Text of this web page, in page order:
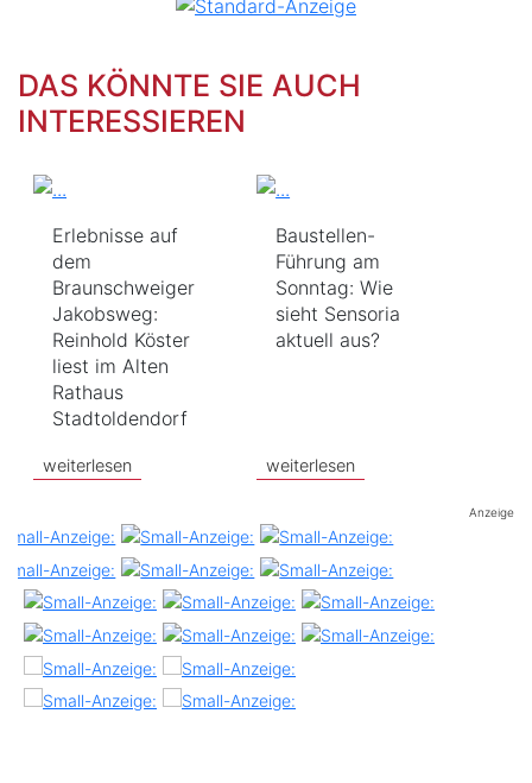
DAS KÖNNTE SIE AUCH
INTERESSIEREN
Erlebnisse auf
dem
Braunschweiger
Jakobsweg:
Reinhold Köster
liest im Alten
Rathaus
Stadtoldendorf
weiterlesen
Baustellen-
Führung am
Sonntag: Wie
sieht Sensoria
aktuell aus?
weiterlesen
Anzeige